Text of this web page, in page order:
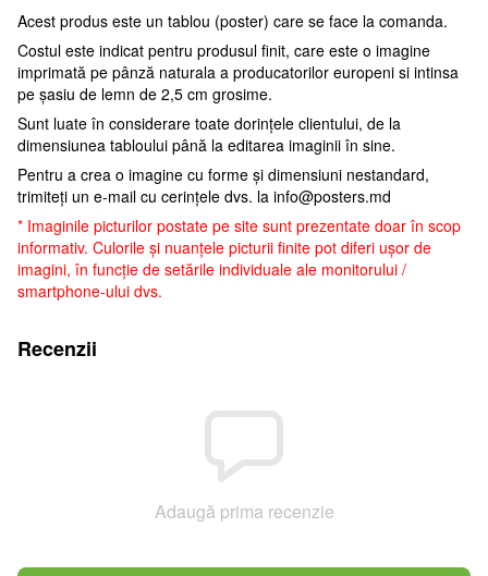
Acest produs este un tablou (poster) care se face la comanda.
Costul este indicat pentru produsul finit, care este o imagine
imprimată pe pânză naturala a producatorilor europeni si intinsa
pe șasiu de lemn de 2,5 cm grosime.
Sunt luate în considerare toate dorințele clientului, de la
dimensiunea tabloului până la editarea imaginii în sine.
Pentru a crea o imagine cu forme și dimensiuni nestandard,
trimiteți un e-mail cu cerințele dvs. la info@posters.md
* Imaginile picturilor postate pe site sunt prezentate doar în scop
informativ. Culorile și nuanțele picturii finite pot diferi ușor de
imagini, în funcție de setările individuale ale monitorului /
smartphone-ului dvs.
Recenzii
Adaugă prima recenzie